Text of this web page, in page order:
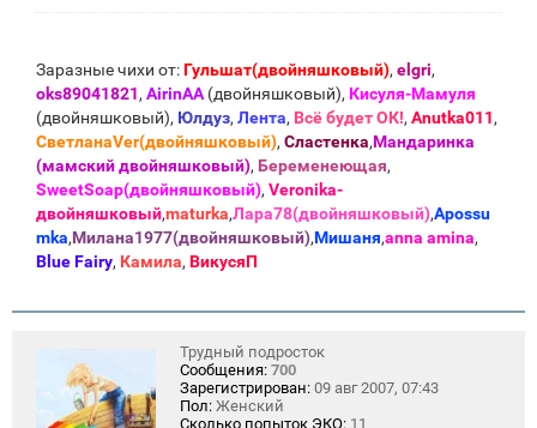
Заразные чихи от:Гульшат(двойняшковый), elgri,
oks89041821, AirinAA (двойняшковый), Кисуля-Мамуля
(двойняшковый), Юлдуз, Лента, Всё будет ОК!, Anutka011,
СветланаVer(двойняшковый), Сластенка,Мандаринка
(мамский двойняшковый), Беременеющая,
SweetSoap(двойняшковый), Veronika-
двойняшковый,maturka,Лара78(двойняшковый),Apossu
mka,Милана1977(двойняшковый),Мишаня,anna amina,
Blue Fаiry, Камила, ВикусяП
Трудный подросток
Сообщения: 700
Зарегистрирован: 09 авг 2007, 07:43
Пол: Женский
Сколько попыток ЭКО: 11